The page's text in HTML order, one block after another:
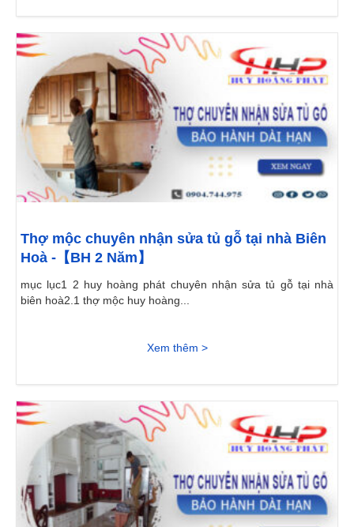
Thợ mộc chuyên nhận sửa tủ gỗ tại nhà Biên
Hoà -【BH 2 Năm】
mục lục1 2 huy hoàng phát chuyên nhận sửa tủ gỗ tại nhà
biên hoà2.1 thợ mộc huy hoàng...
Xem thêm >